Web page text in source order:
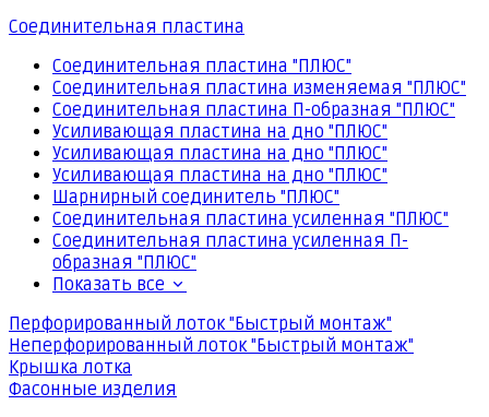
Соединительная пластина
Соединительная пластина "ПЛЮС"
Соединительная пластина изменяемая "ПЛЮС"
Соединительная пластина П-образная "ПЛЮС"
Усиливающая пластина на дно "ПЛЮС"
Усиливающая пластина на дно "ПЛЮС"
Усиливающая пластина на дно "ПЛЮС"
Шарнирный соединитель "ПЛЮС"
Соединительная пластина усиленная "ПЛЮС"
Соединительная пластина усиленная П-
образная "ПЛЮС"
Показать все
Перфорированный лоток "Быстрый монтаж"
Неперфорированный лоток "Быстрый монтаж"
Крышка лотка
Фасонные изделия